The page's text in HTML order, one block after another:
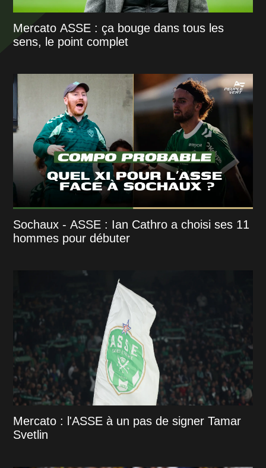
Mercato ASSE : ça bouge dans tous les
sens, le point complet
Sochaux - ASSE : Ian Cathro a choisi ses 11
hommes pour débuter
Mercato : l'ASSE à un pas de signer Tamar
Svetlin